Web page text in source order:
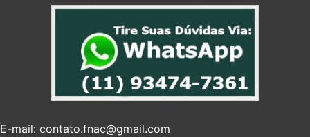
E-mail: contato.fnac@gmail.com